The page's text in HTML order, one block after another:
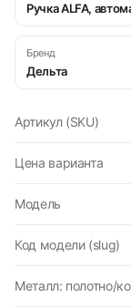
Ручка ALFA,
Бренд
Дельта
Артикул (SKU)
Цена варианта
Модель
Код модели (slug)
Металл: полотно/